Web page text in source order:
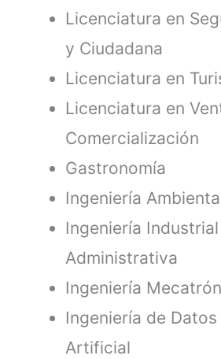
Licenciatura en
y Ciudadana
Licenciatura en
Licenciatura en
Comercialización
Gastronomía
Ingeniería
Ingeniería
Administrativa
Ingeniería
Ingeniería de
Artificial